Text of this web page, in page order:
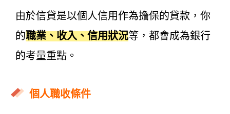
由於信貸是以個人信用作為擔保的貸款，你
的職業、收入、信用狀況等，都會成為銀行
的考量重點。
個人職收條件